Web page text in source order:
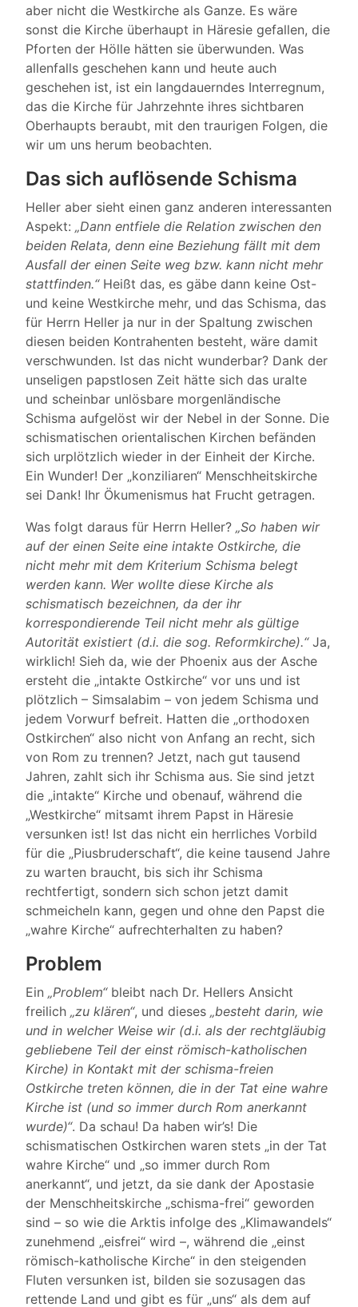
aber nicht die Westkirche als Ganze. Es wäre
sonst die Kirche überhaupt in Häresie gefallen, die
Pforten der Hölle hätten sie überwunden. Was
allenfalls geschehen kann und heute auch
geschehen ist, ist ein langdauerndes Interregnum,
das die Kirche für Jahrzehnte ihres sichtbaren
Oberhaupts beraubt, mit den traurigen Folgen, die
wir um uns herum beobachten.
Das sich auflösende Schisma
Heller aber sieht einen ganz anderen interessanten
Aspekt: „Dann entfiele die Relation zwischen den
beiden Relata, denn eine Beziehung fällt mit dem
Ausfall der einen Seite weg bzw. kann nicht mehr
stattfinden.“Heißt das, es gäbe dann keine Ost-
und keine Westkirche mehr, und das Schisma, das
für Herrn Heller ja nur in der Spaltung zwischen
diesen beiden Kontrahenten besteht, wäre damit
verschwunden. Ist das nicht wunderbar? Dank der
unseligen papstlosen Zeit hätte sich das uralte
und scheinbar unlösbare morgenländische
Schisma aufgelöst wir der Nebel in der Sonne. Die
schismatischen orientalischen Kirchen befänden
sich urplötzlich wieder in der Einheit der Kirche.
Ein Wunder! Der „konziliaren“ Menschheitskirche
sei Dank! Ihr Ökumenismus hat Frucht getragen.
Was folgt daraus für Herrn Heller? „So haben wir
auf der einen Seite eine intakte Ostkirche, die
nicht mehr mit dem Kriterium Schisma belegt
werden kann. Wer wollte diese Kirche als
schismatisch bezeichnen, da der ihr
korrespondierende Teil nicht mehr als gültige
Autorität existiert (d.i. die sog. Reformkirche).“Ja,
wirklich! Sieh da, wie der Phoenix aus der Asche
ersteht die „intakte Ostkirche“ vor uns und ist
plötzlich – Simsalabim – von jedem Schisma und
jedem Vorwurf befreit. Hatten die „orthodoxen
Ostkirchen“ also nicht von Anfang an recht, sich
von Rom zu trennen? Jetzt, nach gut tausend
Jahren, zahlt sich ihr Schisma aus. Sie sind jetzt
die „intakte“ Kirche und obenauf, während die
„Westkirche“ mitsamt ihrem Papst in Häresie
versunken ist! Ist das nicht ein herrliches Vorbild
für die „Piusbruderschaft“, die keine tausend Jahre
zu warten braucht, bis sich ihr Schisma
rechtfertigt, sondern sich schon jetzt damit
schmeicheln kann, gegen und ohne den Papst die
„wahre Kirche“ aufrechterhalten zu haben?
Problem
Ein „Problem“bleibt nach Dr. Hellers Ansicht
freilich „zu klären“, und dieses „besteht darin, wie
und in welcher Weise wir (d.i. als der rechtgläubig
gebliebene Teil der einst römisch-katholischen
Kirche) in Kontakt mit der schisma-freien
Ostkirche treten können, die in der Tat eine wahre
Kirche ist (und so immer durch Rom anerkannt
wurde)“. Da schau! Da haben wir’s! Die
schismatischen Ostkirchen waren stets „in der Tat
wahre Kirche“ und „so immer durch Rom
anerkannt“, und jetzt, da sie dank der Apostasie
der Menschheitskirche „schisma-frei“ geworden
sind – so wie die Arktis infolge des „Klimawandels“
zunehmend „eisfrei“ wird –, während die „einst
römisch-katholische Kirche“ in den steigenden
Fluten versunken ist, bilden sie sozusagen das
rettende Land und gibt es für „uns“ als dem auf